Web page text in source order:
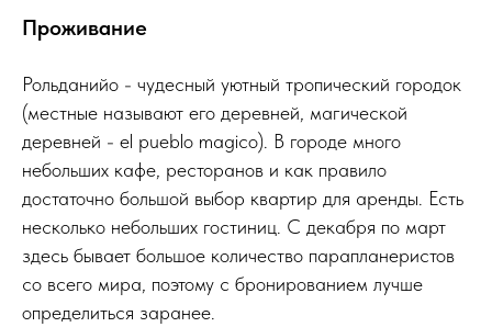
Проживание
Рольданийо - чудесный уютный тропический городок
(местные называют его деревней, магической
деревней - el pueblo magico). В городе много
небольших кафе, ресторанов и как правило
достаточно большой выбор квартир для аренды. Есть
несколько небольших гостиниц. С декабря по март
здесь бывает большое количество парапланеристов
со всего мира, поэтому с бронированием лучше
определиться заранее.